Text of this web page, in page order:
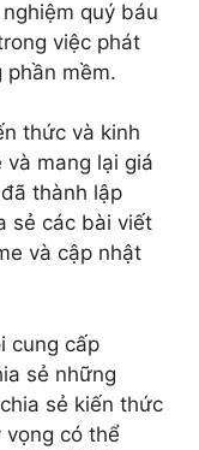
quý báu
việc phát
mềm.
thức và kinh
và mang lại giá
thành lập
sẻ các bài viết
và cập nhật
cung cấp
sẻ những
sẻ kiến thức
vọng có thể